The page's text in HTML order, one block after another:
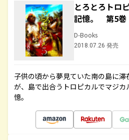
とろとろトロ
記憶。 第5巻
D-Books
2018.07.26 発売
子供の頃から夢見ていた南の島に
が、島で出合うトロピカルでマジ
憶。